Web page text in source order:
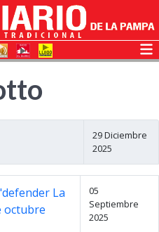
29 Diciembre
2025
La
octubre
05
Septiembre
2025